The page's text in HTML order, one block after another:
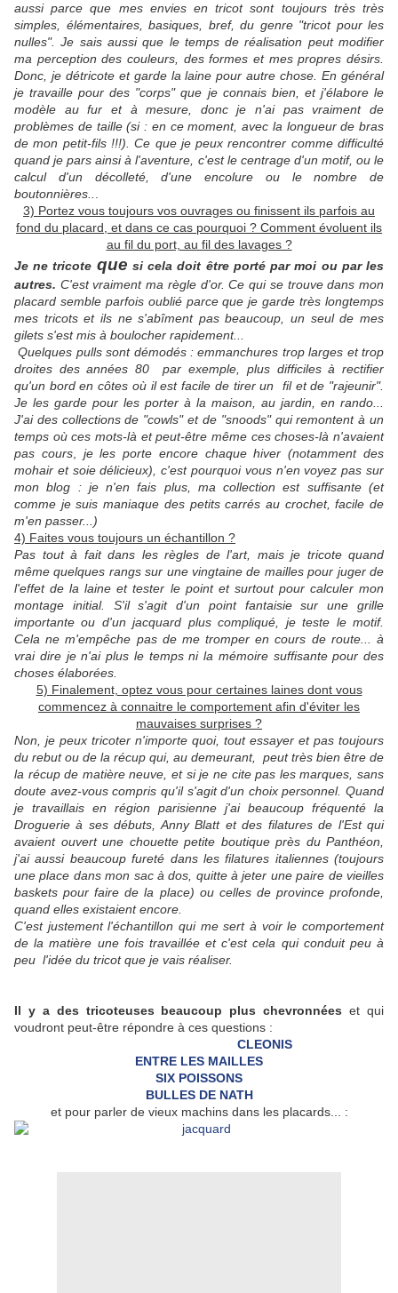
aussi parce que mes envies en tricot sont toujours très très
simples, élémentaires, basiques, bref, du genre "tricot pour les
nulles". Je sais aussi que le temps de réalisation peut modifier
ma perception des couleurs, des formes et mes propres désirs.
Donc, je détricote et garde la laine pour autre chose. En général
je travaille pour des "corps" que je connais bien, et j'élabore le
modèle au fur et à mesure, donc
je n'ai pas vraiment de
problèmes de taille (si : en ce moment, avec la longueur de bras
de mon petit-fils !!!).
Ce que je peux rencontrer comme difficulté
quand je pars ainsi à l'aventure, c'est le centrage d'un motif, ou le
calcul d'un décolleté, d'une encolure ou le nombre de
boutonnières..
3) Portez vous toujours vos ouvrages ou finissent ils parfois au
fond du placard, et dans ce cas pourquoi ? Comment évoluent ils
au fil du port, au fil des lavages ?
Je ne tricote que si cela doit être porté par moi ou par les
autres. C'est vraiment ma règle d'or. Ce qui se trouve dans mon
placard semble parfois oublié parce que je garde très longtemps
mes tricots et ils ne s'abîment pas beaucoup, un seul de mes
gilets s'est mis à boulocher rapidement...
Quelques pulls sont démodés : emmanchures trop larges et trop
droites des années 80 par exemple, plus difficiles à rectifier
qu'un bord en côtes où il est facile de tirer un fil et de "rajeunir".
Je les garde pour les porter à la maison, au jardin, en rando...
J'ai des collections de "cowls" et de "snoods" qui remontent à un
temps où ces mots-là et peut-être même ces choses-là n'avaient
pas cours, je les porte encore chaque hiver (notamment des
mohair et soie délicieux), c'est pourquoi vous n'en voyez pas sur
mon blog : je n'en fais plus, ma collection est suffisante (et
comme je suis maniaque des petits carrés au crochet, facile de
m'en passer...)
4) Faites vous toujours un échantillon ?
Pas tout à fait dans les règles de l'art, mais je tricote quand
même quelques rangs sur une vingtaine de mailles pour juger de
l'effet de la laine et tester le point et surtout pour calculer mon
montage initial. S'il s'agit d'un point fantaisie sur une grille
importante ou d'un jacquard plus compliqué, je teste le motif.
Cela ne m'empêche pas de me tromper en cours de route... à
vrai dire je n'ai plus le temps ni la mémoire suffisante pour des
choses élaborées.
5) Finalement, optez vous pour certaines laines dont vous
commencez à connaitre le comportement afin d'éviter les
mauvaises surprises ?
Non, je peux tricoter n'importe quoi, tout essayer et pas toujours
du rebut ou de la récup qui, au demeurant, peut très bien être de
la récup de matière neuve, et si je ne cite pas les marques, sans
doute avez-vous compris qu'il s'agit d'un choix personnel. Quand
je travaillais en région parisienne j'ai beaucoup fréquenté la
Droguerie à ses débuts, Anny Blatt et des filatures de l'Est qui
avaient ouvert une chouette petite boutique près du Panthéon,
j'ai aussi beaucoup fureté dans les filatures italiennes (toujours
une place dans mon sac à dos, quitte à jeter une paire de vieilles
baskets pour faire de la place) ou celles de province profonde,
quand elles existaient encore.
C'est justement l'échantillon qui me sert à voir le comportement
de la matière une fois travaillée et c'est cela qui conduit peu à
peu l'idée du tricot que je vais réaliser.
Il y a des tricoteuses beaucoup plus chevronnées et qui
voudront peut-être répondre à ces questions :
CLEONIS
ENTRE LES MAILLES
SIX POISSONS
BULLES DE NATH
et pour parler de vieux machins dans les placards... :